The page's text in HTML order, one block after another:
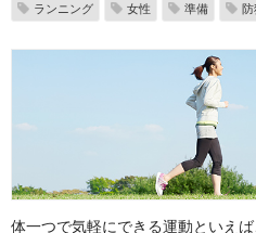
ランニング 女性 準備 防
体一つで気軽にできる運動といえ